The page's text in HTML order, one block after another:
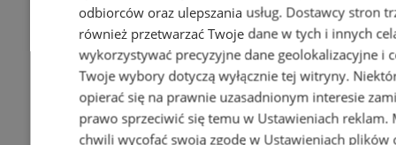
odbiorców oraz ulepszania usług. Dostawcy stron
również przetwarzać Twoje dane w tych i innych
wykorzystywać precyzyjne dane geolokalizacyjne i
Twoje wybory dotyczą wyłącznie tej witryny.
opierać się na prawnie uzasadnionym interesie
prawo sprzeciwić się temu w Ustawieniach reklam.
chwili wycofać swoją zgodę w Ustawieniach plików